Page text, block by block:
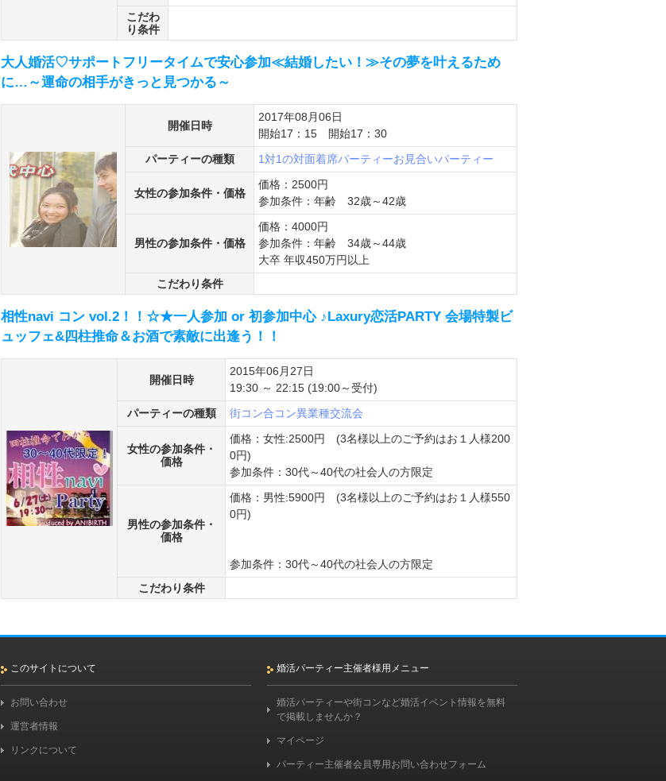
こだわ
り条件
大人婚活♡サポートフリータイムで安心参加≪結婚したい！≫その夢を叶えるため
に…～運命の相手がきっと見つかる～
開催日時
2017年08月06日
開始17：15 開始17：30
パーティーの種類
1対1の対面着席パーティーお見合いパーティー
女性の参加条件・価格
価格：2500円
参加条件：年齢 32歳～42歳
男性の参加条件・価格
価格：4000円
参加条件：年齢 34歳～44歳
大卒 年収450万円以上
こだわり条件
相性navi コン vol.2！！☆★一人参加 or 初参加中心 ♪Laxury恋活PARTY 会場特製ビ
ュッフェ&四柱推命＆お酒で素敵に出逢う！！
開催日時
2015年06月27日
19:30 ～ 22:15 (19:00～受付)
パーティーの種類
街コン合コン異業種交流会
女性の参加条件・
価格
価格：女性:2500円 (3名様以上のご予約はお１人様200
0円)
参加条件：30代～40代の社会人の方限定
男性の参加条件・
価格
価格：男性:5900円 (3名様以上のご予約はお１人様550
0円)
参加条件：30代～40代の社会人の方限定
こだわり条件
このサイトについて
お問い合わせ
運営者情報
リンクについて
婚活パーティー主催者様用メニュー
婚活パーティーや街コンなど婚活イベント情報を無料
で掲載しませんか？
マイページ
パーティー主催者会員専用お問い合わせフォーム